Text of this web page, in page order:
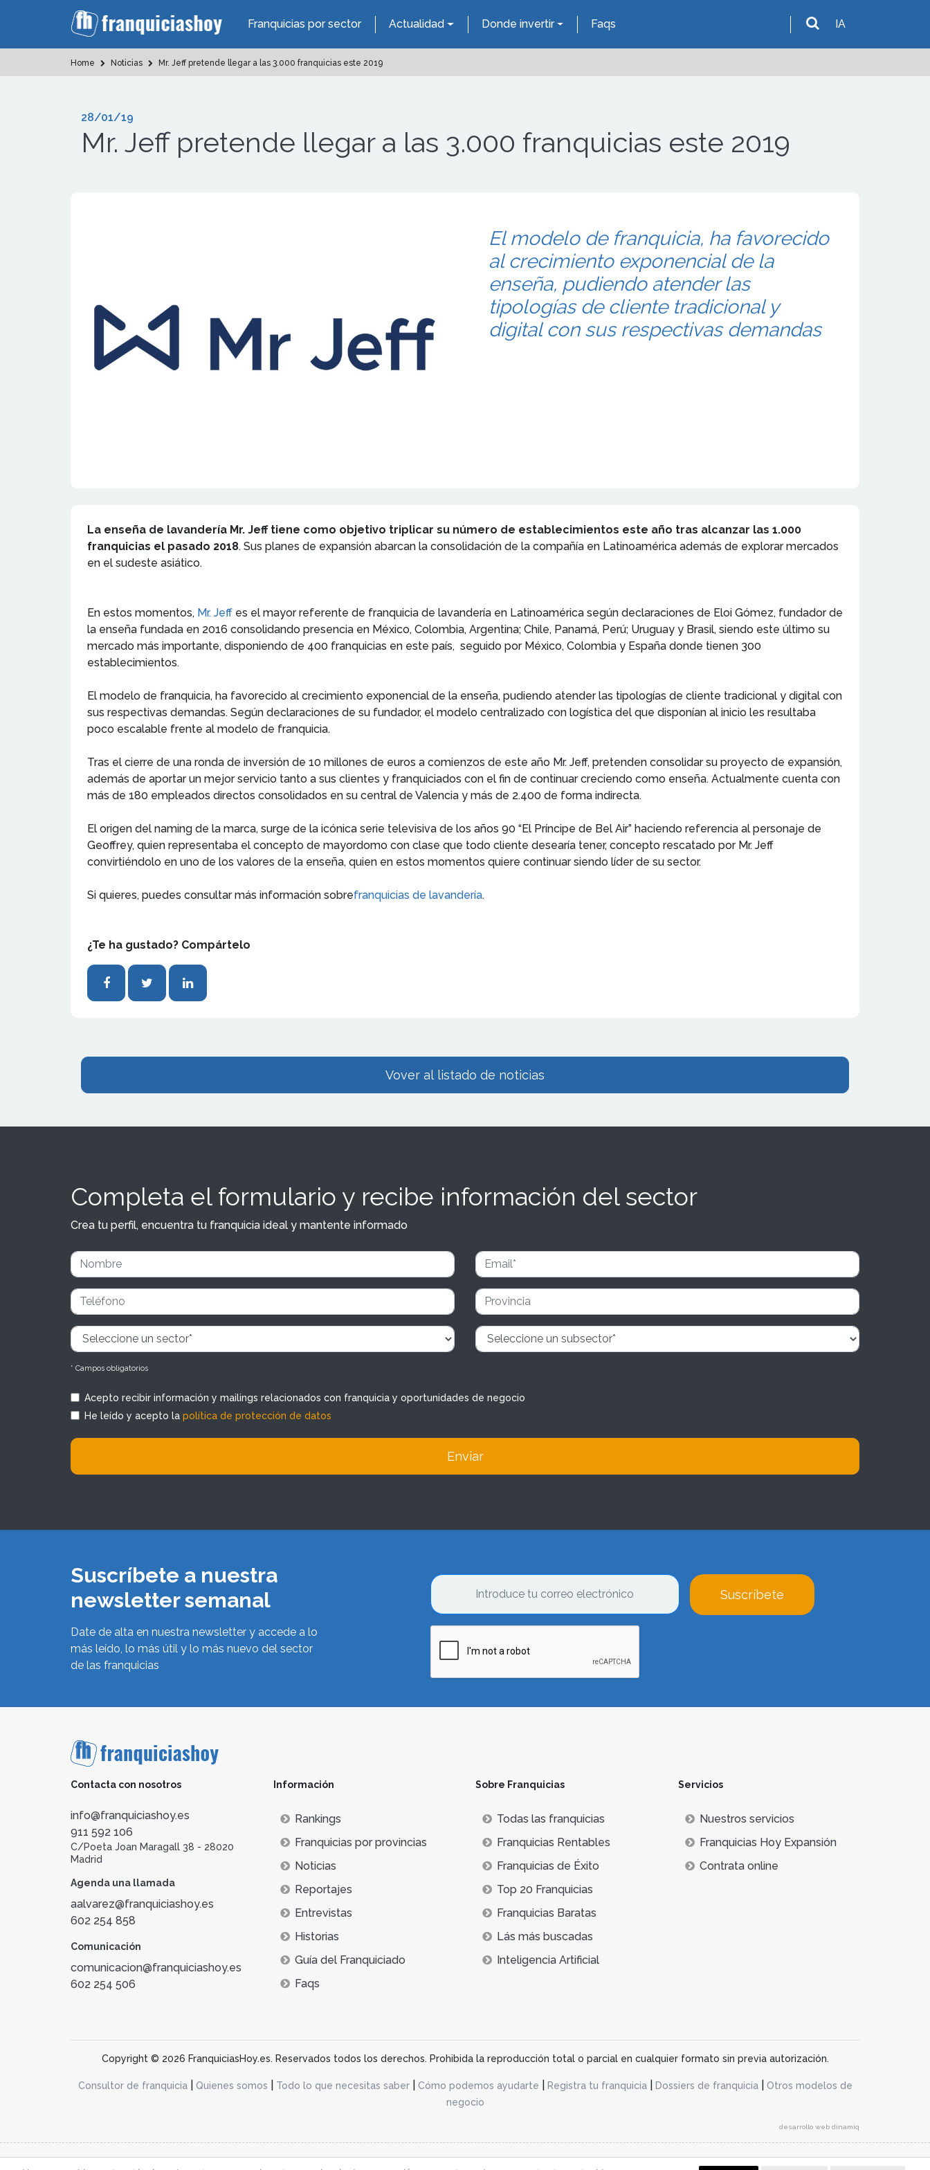
Franquicias por sector Actualidad Donde invertir Faqs IA
Home Noticias Mr. Jeff pretende llegar a las 3.000 franquicias este 2019
28/01/19
Mr. Jeff pretende llegar a las 3.000 franquicias este 2019
El modelo de franquicia, ha favorecido
al crecimiento exponencial de la
enseña, pudiendo atender las
tipologías de cliente tradicional y
digital con sus respectivas demandas
La enseña de lavandería Mr. Jeff tiene como objetivo triplicar su número de establecimientos este año tras alcanzar las 1.000
franquicias el pasado 2018. Sus planes de expansión abarcan la consolidación de la compañía en Latinoamérica además de explorar mercados
en el sudeste asiático.
En estos momentos, Mr. Jeff es el mayor referente de franquicia de lavandería en Latinoamérica según declaraciones de Eloi Gómez, fundador de
la enseña fundada en 2016 consolidando presencia en México, Colombia, Argentina; Chile, Panamá, Perú; Uruguay y Brasil, siendo este último su
mercado más importante, disponiendo de 400 franquicias en este país, seguido por México, Colombia y España donde tienen 300
establecimientos.
El modelo de franquicia, ha favorecido al crecimiento exponencial de la enseña, pudiendo atender las tipologías de cliente tradicional y digital con
sus respectivas demandas. Según declaraciones de su fundador, el modelo centralizado con logística del que disponían al inicio les resultaba
poco escalable frente al modelo de franquicia.
Tras el cierre de una ronda de inversión de 10 millones de euros a comienzos de este año Mr. Jeff, pretenden consolidar su proyecto de expansión,
además de aportar un mejor servicio tanto a sus clientes y franquiciados con el fin de continuar creciendo como enseña. Actualmente cuenta con
más de 180 empleados directos consolidados en su central de Valencia y más de 2.400 de forma indirecta.
El origen del naming de la marca, surge de la icónica serie televisiva de los años 90 “El Príncipe de Bel Air” haciendo referencia al personaje de
Geoffrey, quien representaba el concepto de mayordomo con clase que todo cliente desearía tener, concepto rescatado por Mr. Jeff
convirtiéndolo en uno de los valores de la enseña, quien en estos momentos quiere continuar siendo líder de su sector.
Si quieres, puedes consultar más información sobrefranquicias de lavandería.
¿Te ha gustado? Compártelo
Vover al listado de noticias
Completa el formulario y recibe información del sector
Crea tu perfil, encuentra tu franquicia ideal y mantente informado
* Campos obligatorios
Acepto recibir información y mailings relacionados con franquicia y oportunidades de negocio
He leído y acepto la política de protección de datos
Enviar
Suscríbete a nuestra
newsletter semanal
Date de alta en nuestra newsletter y accede a lo
más leído, lo más útil y lo más nuevo del sector
de las franquicias
Suscríbete
Contacta con nosotros
info@franquiciashoy.es
911 592 106
C/Poeta Joan Maragall 38 - 28020
Madrid
Agenda una llamada
aalvarez@franquiciashoy.es
602 254 858
Comunicación
comunicacion@franquiciashoy.es
602 254 506
Información
Rankings
Franquicias por provincias
Noticias
Reportajes
Entrevistas
Historias
Guía del Franquiciado
Faqs
Sobre Franquicias
Todas las franquicias
Franquicias Rentables
Franquicias de Éxito
Top 20 Franquicias
Franquicias Baratas
Lás más buscadas
Inteligencia Artificial
Servicios
Nuestros servicios
Franquicias Hoy Expansión
Contrata online
Copyright © 2026 FranquiciasHoy.es. Reservados todos los derechos. Prohibida la reproducción total o parcial en cualquier formato sin previa autorización.
Consultor de franquicia| Quienes somos Todo lo que necesitas saber| Cómo podemos ayudarte Registra tu franquicia| Dossiers de franquicia|
Otros modelos de
negocio
desarrollo web dinamiq